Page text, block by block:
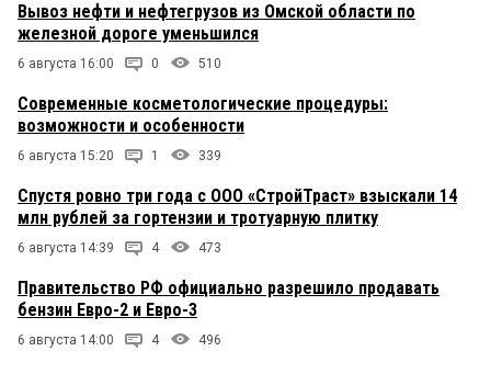
Вывоз нефти и нефтегрузов из Омской области по
железной дороге уменьшился
6 августа 16:00 0 510
Современные косметологические процедуры:
возможности и особенности
6 августа 15:20 1 339
Спустя ровно три года с ООО «СтройТраст» взыскали 14
млн рублей за гортензии и тротуарную плитку
6 августа 14:39 4 473
Правительство РФ официально разрешило продавать
бензин Евро-2 и Евро-3
6 августа 14:00 4 496